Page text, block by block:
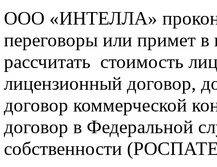
ООО «ИНТЕЛЛА»
переговоры или примет
рассчитать стоимость
лицензионный договор,
договор коммерческой
договор в Федеральной
собственности